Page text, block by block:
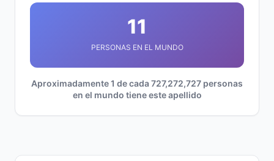
11
PERSONAS EN EL MUNDO
Aproximadamente 1 de cada 727,272,727 personas
en el mundo tiene este apellido